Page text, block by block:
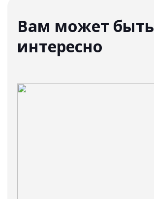
Вам может быть
интересно